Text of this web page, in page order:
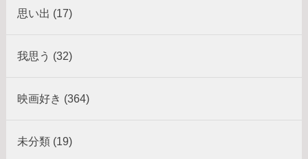
思い出 (17)
我思う (32)
映画好き (364)
未分類 (19)